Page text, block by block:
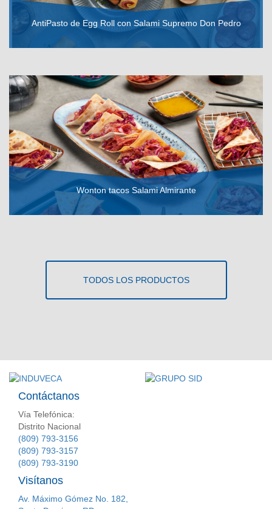
AntiPasto de Egg Roll con Salami Supremo Don Pedro
Wonton tacos Salami Almirante
TODOS LOS PRODUCTOS
Contáctanos
Vía Telefónica:
Distrito Nacional
(809) 793-3156
(809) 793-3157
(809) 793-3190
Visítanos
Av. Máximo Gómez No. 182,